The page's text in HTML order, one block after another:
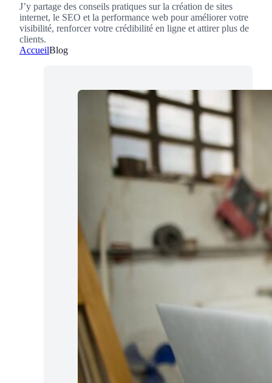
J’y partage des conseils pratiques sur la création de sites
internet, le SEO et la performance web pour améliorer votre
visibilité, renforcer votre crédibilité en ligne et attirer plus de
clients.
AccueilBlog